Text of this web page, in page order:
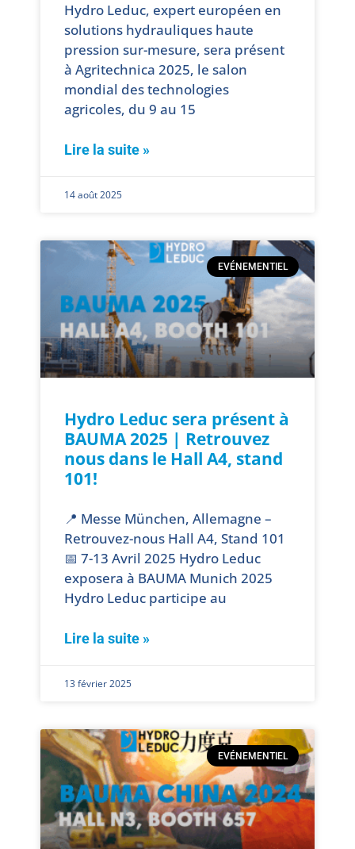
Hydro Leduc, expert européen en
solutions hydrauliques haute
pression sur-mesure, sera présent
à Agritechnica 2025, le salon
mondial des technologies
agricoles, du 9 au 15
Lire la suite »
14 août 2025
EVÉNEMENTIEL
Hydro Leduc sera présent à
BAUMA 2025 | Retrouvez
nous dans le Hall A4, stand
101!
📍 Messe München, Allemagne –
Retrouvez-nous Hall A4, Stand 101
📅 7-13 Avril 2025 Hydro Leduc
exposera à BAUMA Munich 2025
Hydro Leduc participe au
Lire la suite »
13 février 2025
EVÉNEMENTIEL